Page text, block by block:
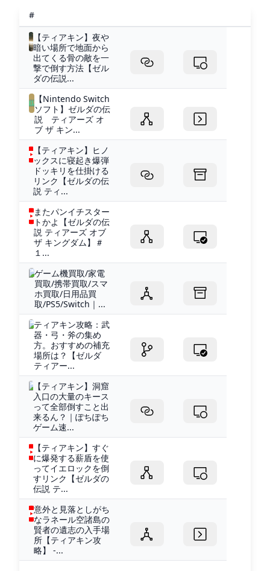
#
【ティアキン】夜や
暗い場所で地面から
出てくる骨の敵を一
撃で倒す方法【ゼル
ダの伝説...
【Nintendo Switch
ソフト】ゼルダの伝
説 ティアーズ オ
ブ ザ キン...
【ティアキン】ヒノ
ックスに寝起き爆弾
ドッキリを仕掛ける
リンク【ゼルダの伝
説 ティ...
またパンイチスター
トかよ【ゼルダの伝
説 ティアーズ オブ
ザ キングダム】＃
１...
ゲーム機買取/家電
買取/携帯買取/スマ
ホ買取/日用品買
取/PS5/Switch｜...
ティアキン攻略：武
器・弓・斧の集め
方。おすすめの補充
場所は？【ゼルダ
ティアー...
【ティアキン】洞窟
入口の大量のキース
って全部倒すこと出
来るん？｜ぽちぽち
ゲーム速...
【ティアキン】すぐ
に爆発する薪盾を使
ってイエロックを倒
すリンク【ゼルダの
伝説 テ...
意外と見落としがち
なラネール空諸島の
賢者の遺志の入手場
所【ティアキン攻
略】 -...